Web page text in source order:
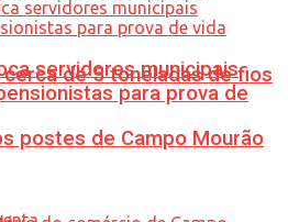
de 5 toneladas de fios
postes de Campo Mourão
servidores municipais
para prova de